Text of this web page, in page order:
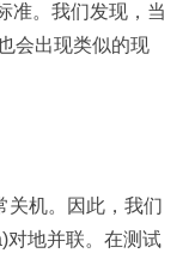
准。我们发现，当
会出现类似的现
关机。因此，我们
对地并联。在测试